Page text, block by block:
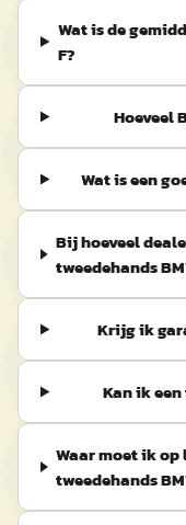
Wat is de
F?
Hoeveel
Wat is een
Bij hoeveel
tweedehands
Krijg ik
Kan ik
Waar moet ik
tweedehands